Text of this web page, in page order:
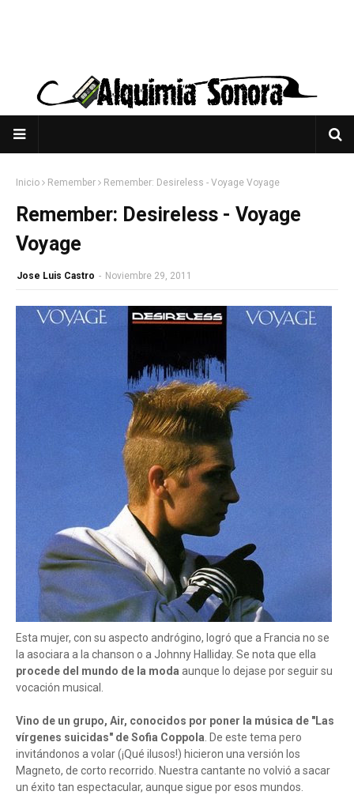
Inicio Remember Remember: Desireless - Voyage Voyage
Remember: Desireless - Voyage
Voyage
Jose Luis Castro - Noviembre 29, 2011
Esta mujer, con su aspecto andrógino, logró que a Francia no se
la asociara a la chanson o a Johnny Halliday. Se nota que ella
procede del mundo de la moda aunque lo dejase por seguir su
vocación musical.
Vino de un grupo, Air, conocidos por poner la música de "Las
vírgenes suicidas" de Sofia Coppola. De este tema pero
invitándonos a volar (¡Qué ilusos!) hicieron una versión los
Magneto, de corto recorrido. Nuestra cantante no volvió a sacar
un éxito tan espectacular, aunque sigue por esos mundos.